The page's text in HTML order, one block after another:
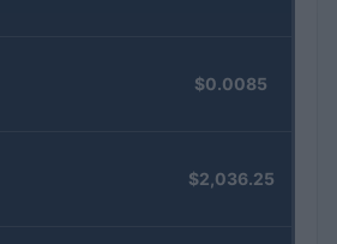
$0.0085
$2,036.25